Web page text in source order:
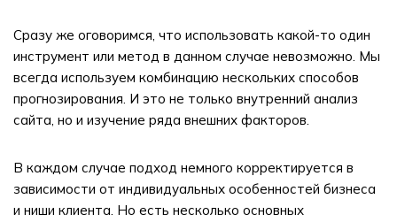
Сразу же оговоримся, что использовать какой-то один
инструмент или метод в данном случае невозможно. Мы
всегда используем комбинацию нескольких способов
прогнозирования. И это не только внутренний анализ
сайта, но и изучение ряда внешних факторов.
В каждом случае подход немного корректируется в
зависимости от индивидуальных особенностей бизнеса
и ниши клиента. Но есть несколько основных